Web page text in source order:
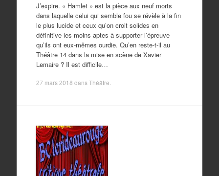
J’expire. « Hamlet » est la pièce aux neuf morts
dans laquelle celui qui semble fou se révèle à la fin
le plus lucide et ceux qu’on croit solides en
définitive les moins aptes à supporter l’épreuve
qu’ils ont eux-mêmes ourdie. Qu’en reste-t-il au
Théâtre 14 dans la mise en scène de Xavier
Lemaire ? Il est difficile…
27 mars 2018 dansThéâtre